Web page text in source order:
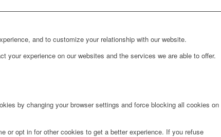
and to customize your relationship with our website.
experience on our websites and the services we are able to offer.
by changing your browser settings and force blocking all cookies on
or opt in for other cookies to get a better experience. If you refuse